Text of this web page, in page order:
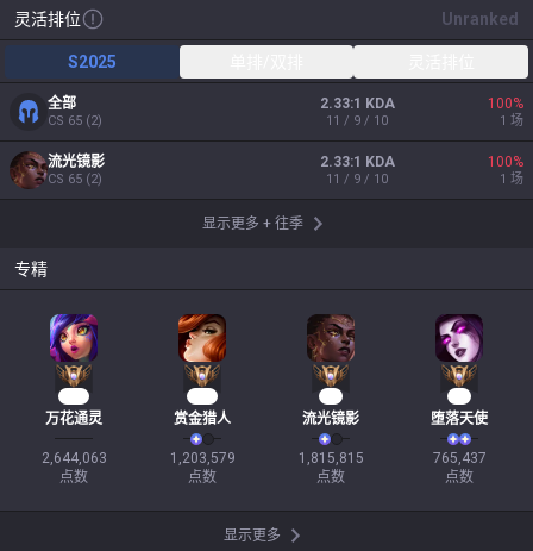
灵活排位 Unranked
S2025
全部
CS 65 (2)
2.33:1 KDA
11 / 9 / 10
100%
1 场
流光镜影
CS 65 (2)
2.33:1 KDA
11 / 9 / 10
100%
1 场
显示更多 + 往季
专精
万花通灵
2,644,063
点数
赏金猎人
1,203,579
点数
流光镜影
1,815,815
点数
堕落天使
765,437
点数
显示更多